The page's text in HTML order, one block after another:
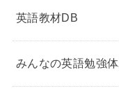
英語教材DB
みんなの英語勉強